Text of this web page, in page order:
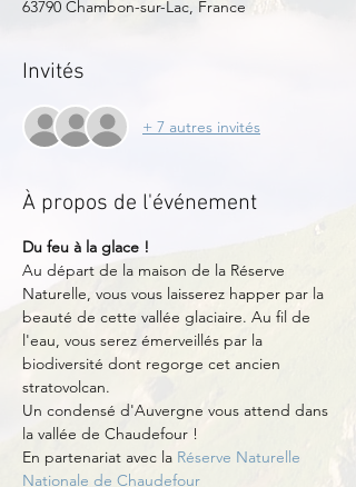
63790 Chambon-sur-Lac, France
Invités
+ 7 autres invités
À propos de l'événement
Du feu à la glace !
Au départ de la maison de la Réserve
Naturelle, vous vous laisserez happer par la
beauté de cette vallée glaciaire. Au fil de
l'eau, vous serez émerveillés par la
biodiversité dont regorge cet ancien
stratovolcan.
Un condensé d'Auvergne vous attend dans
la vallée de Chaudefour !
En partenariat avec la Réserve Naturelle
Nationale de Chaudefour